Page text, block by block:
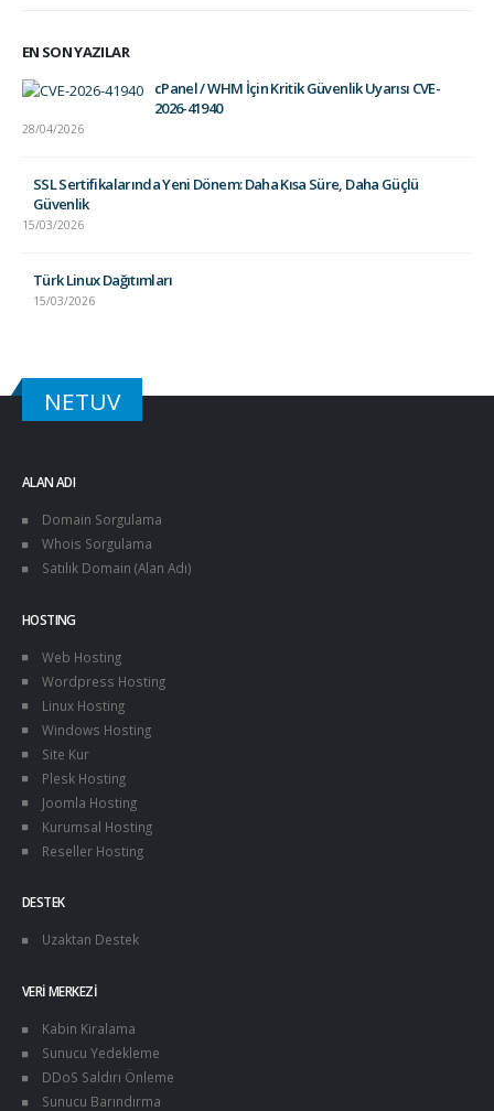
EN SON YAZILAR
cPanel / WHM İçin Kritik Güvenlik Uyarısı CVE-
2026-41940
28/04/2026
SSL Sertifikalarında Yeni Dönem: Daha Kısa Süre, Daha Güçlü
Güvenlik
15/03/2026
Türk Linux Dağıtımları
15/03/2026
NETUV
ALAN ADI
Domain Sorgulama
Whois Sorgulama
Satılık Domain (Alan Adı)
HOSTING
Web Hosting
Wordpress Hosting
Linux Hosting
Windows Hosting
Site Kur
Plesk Hosting
Joomla Hosting
Kurumsal Hosting
Reseller Hosting
DESTEK
Uzaktan Destek
VERI MERKEZI
Kabin Kiralama
Sunucu Yedekleme
DDoS Saldırı Önleme
Sunucu Barındırma